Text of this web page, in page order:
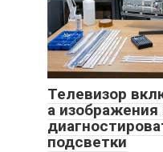
Телевизор
а изображения
подсветки